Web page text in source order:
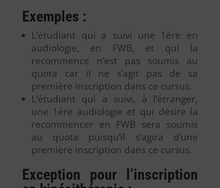
Exemples :
L’étudiant qui a suivi une 1ère en
audiologie, en FWB, et qui la
recommence n’est pas soumis au
quota car il ne s’agit pas de sa
première inscription dans ce cursus.
L’étudiant qui a suivi, à l’étranger,
une 1ère audiologie et qui désire la
recommencer en FWB sera soumis
au quota puisqu’il s’agira d’une
première inscription dans ce cursus.
Exception pour l’inscription